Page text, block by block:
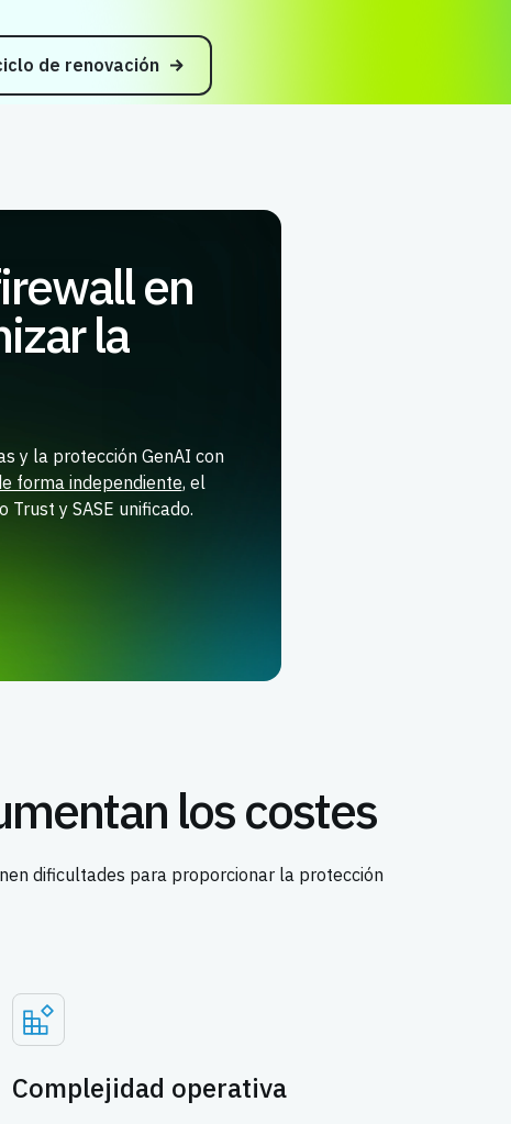
de renovación
en
la
y la protección GenAI con
forma independiente, el
y SASE unificado.
los costes
dificultades para proporcionar la protección
Complejidad operativa